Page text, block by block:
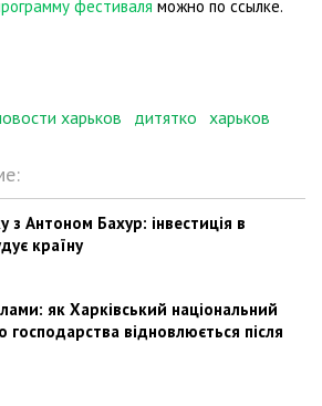
фестиваля можно по ссылке.
харьков дитятко харьков
Антоном Бахур: інвестиція в
країну
як Харківський національний
господарства відновлюється після